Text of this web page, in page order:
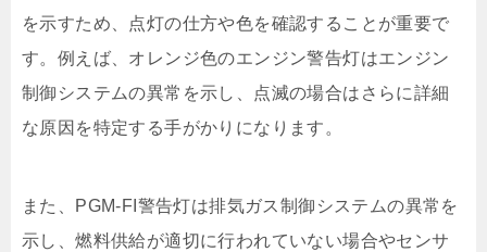
を示すため、点灯の仕方や色を確認することが重要で
す。例えば、オレンジ色のエンジン警告灯はエンジン
制御システムの異常を示し、点滅の場合はさらに詳細
な原因を特定する手がかりになります。
また、PGM-FI警告灯は排気ガス制御システムの異常を
示し、燃料供給が適切に行われていない場合やセンサ